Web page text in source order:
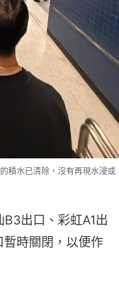
積水已清除，沒有再現水浸或
出口、彩虹A1出
時關閉，以便作